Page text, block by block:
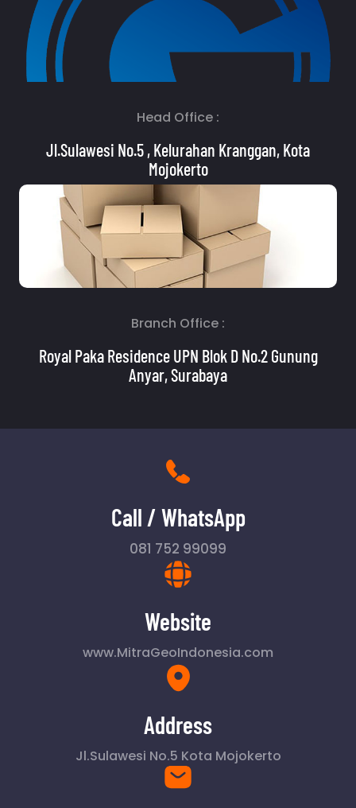
Head Office :
Jl.Sulawesi No.5 , Kelurahan Kranggan, Kota
Mojokerto
Branch Office :
Royal Paka Residence UPN Blok D No.2 Gunung
Anyar, Surabaya
Call / WhatsApp
081 752 99099
Website
www.MitraGeoIndonesia.com
Address
Jl.Sulawesi No.5 Kota Mojokerto